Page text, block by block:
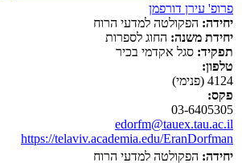
פרופ' עירן דורפמן
יחידה: הפקולטה למדעי הרוח
יחידת משנה: החוג לספרות
תפקיד: סגל אקדמי בכיר
טלפון:
4124 (פנימי)
פקס:
03-6405305
edorfm@tauex.tau.ac.il
https://telaviv.academia.edu/EranDorfman
יחידה: הפקולטה למדעי הרוח